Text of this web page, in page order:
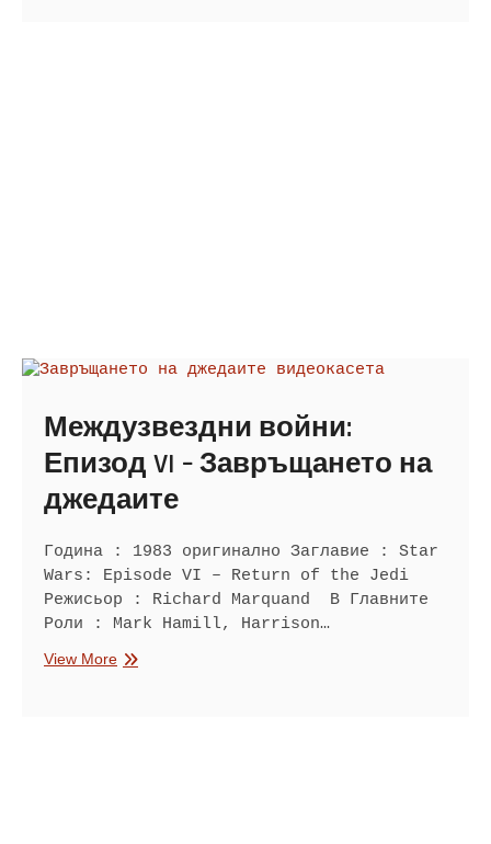
Междузвездни войни:
Епизод VI – Завръщането на
джедаите
Година : 1983 оригинално Заглавие : Star
Wars: Episode VI – Return of the Jedi
Режисьор : Richard Marquand В Главните
Роли : Mark Hamill, Harrison…
View MoreМеждузвездни